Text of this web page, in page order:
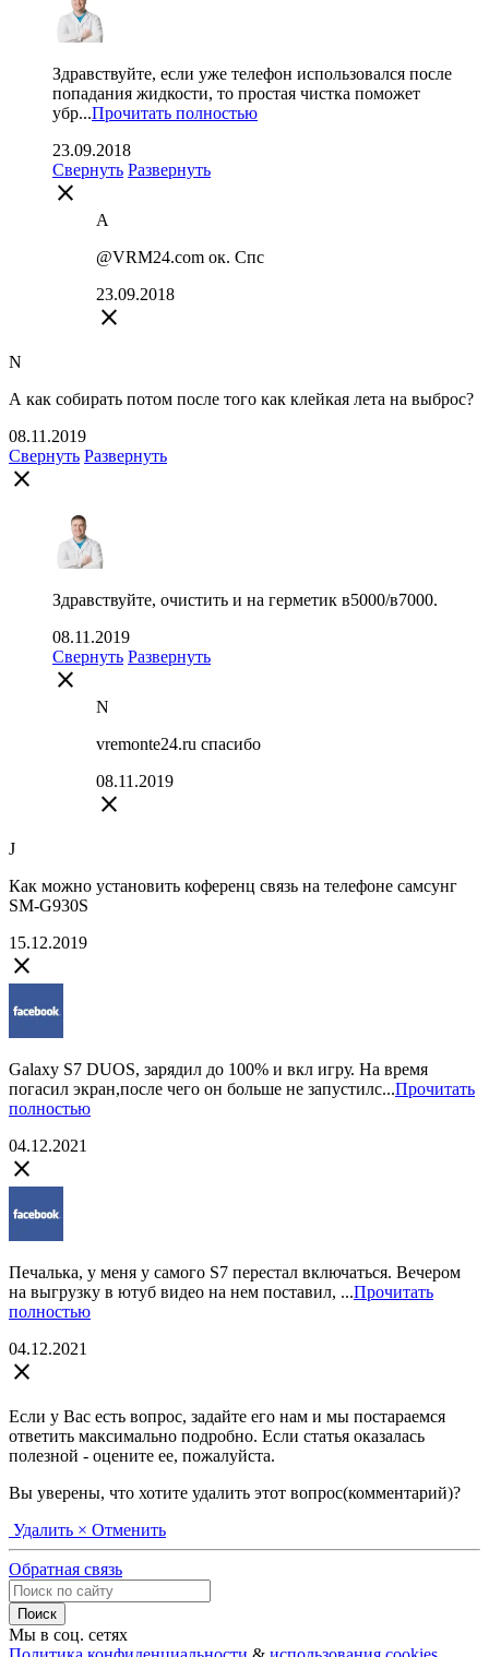
Здравствуйте, если уже телефон использовался после
попадания жидкости, то простая чистка поможет
убр...Прочитать полностью
23.09.2018
Свернуть Развернуть
close
А
@VRM24.com ок. Спс
23.09.2018
close
N
А как собирать потом после того как клейкая лета на выброс?
08.11.2019
Свернуть Развернуть
close
Здравствуйте, очистить и на герметик в5000/в7000.
08.11.2019
Свернуть Развернуть
close
N
vremonte24.ru спасибо
08.11.2019
close
J
Как можно установить коференц связь на телефоне самсунг
SM-G930S
15.12.2019
close
Galaxy S7 DUOS, зарядил до 100% и вкл игру. На время
погасил экран,после чего он больше не запустилс...Прочитать
полностью
04.12.2021
close
Печалька, у меня у самого S7 перестал включаться. Вечером
на выгрузку в ютуб видео на нем поставил, ...Прочитать
полностью
04.12.2021
close
Если у Вас есть вопрос, задайте его нам и мы постараемся
ответить максимально подробно. Если статья оказалась
полезной - оцените ее, пожалуйста.
Вы уверены, что хотите удалить этот вопрос(комментарий)?
Удалить × Отменить
Обратная связь
Мы в соц. сетях